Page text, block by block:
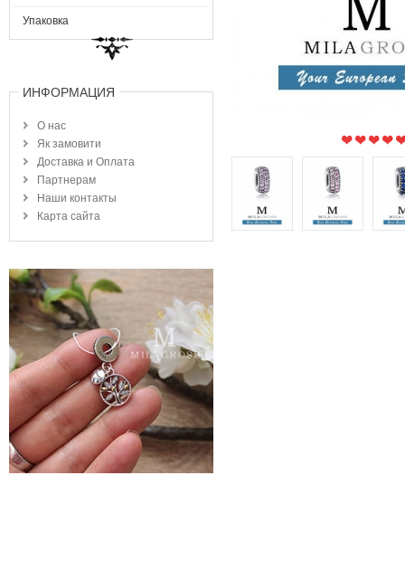
Упаковка
ИНФОРМАЦИЯ
О нас
Як замовити
Доставка и Оплата
Партнерам
Наши контакты
Карта сайта